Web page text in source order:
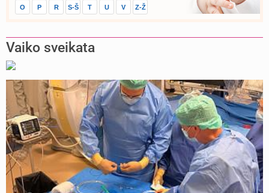
O P R S-Š T U V Z-Ž
Vaiko sveikata